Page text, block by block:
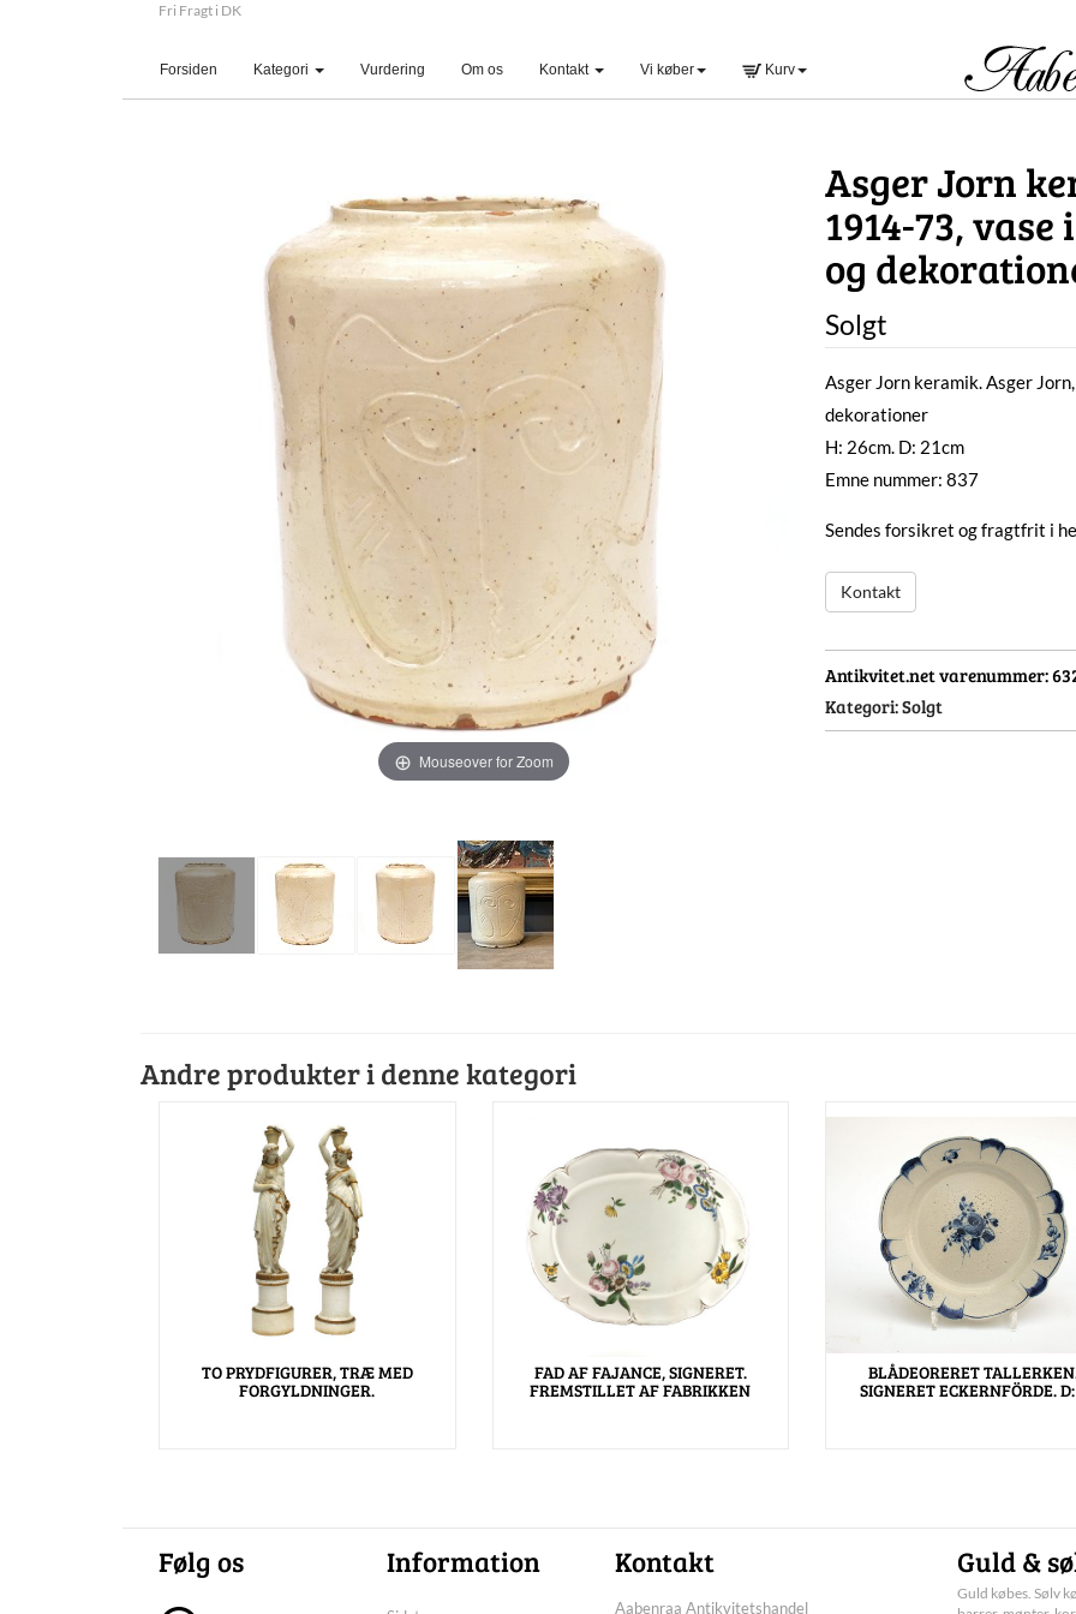
Fri Fragt i DK
Forsiden (current)Kategori Vurdering Om os Kontakt Vi køber Kurv
Mouseover for Zoom
Asger Jorn
1914-73,
og
Solgt
Asger Jorn keramik. Asger
dekorationer
H: 26cm. D: 21cm
Emne nummer: 837
Sendes forsikret og fragtfrit i
Kontakt
Antikvitet.net varenummer:
Kategori:Solgt
Andre produkter i denne kategori
TO PRYDFIGURER, TRÆ MED
FORGYLDNINGER.
FAD AF FAJANCE, SIGNERET.
FREMSTILLET AF FABRIKKEN
BLÅDEORERET
SIGNERET ECKERNFÖRDE.
Følg os Information Kontakt
Aabenraa Antikvitetshandel
Guld &
Guld købes. Sølv